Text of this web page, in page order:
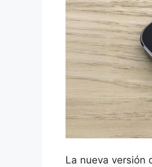
La nueva versión